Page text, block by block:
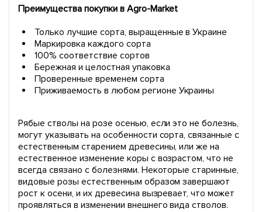
Преимущества покупки в Agro-Market
Только лучшие сорта, выращенные в Украине
Маркировка каждого сорта
100% соответствие сортов
Бережная и целостная упаковка
Проверенные временем сорта
Приживаемость в любом регионе Украины
Рябые стволы на розе осенью, если это не болезнь,
могут указывать на особенности сорта, связанные с
естественным старением древесины, или же на
естественное изменение коры с возрастом, что не
всегда связано с болезнями. Некоторые старинные,
видовые розы естественным образом завершают
рост к осени, и их древесина вызревает, что может
проявляться в изменении внешнего вида стволов.